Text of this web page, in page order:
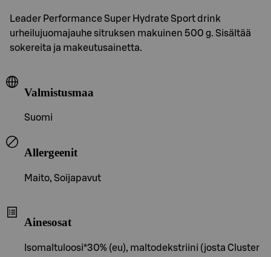
Leader Performance Super Hydrate Sport drink
urheilujuomajauhe sitruksen makuinen 500 g. Sisältää
sokereita ja makeutusainetta.
Valmistusmaa
Suomi
Allergeenit
Maito, Soijapavut
Ainesosat
Isomaltuloosi*30% (eu), maltodekstriini (josta Cluster